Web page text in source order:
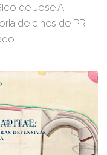
de José A.
de cines de PR